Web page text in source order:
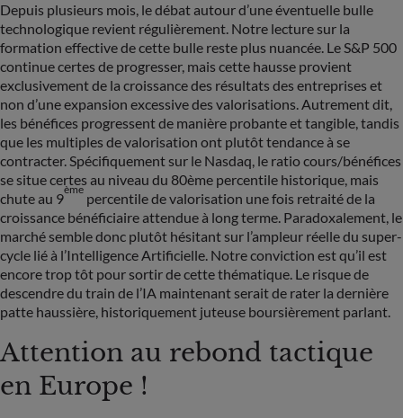
Depuis plusieurs mois, le débat autour d’une éventuelle bulle
technologique revient régulièrement. Notre lecture sur la
formation effective de cette bulle reste plus nuancée. Le S&P 500
continue certes de progresser, mais cette hausse provient
exclusivement de la croissance des résultats des entreprises et
non d’une expansion excessive des valorisations. Autrement dit,
les bénéfices progressent de manière probante et tangible, tandis
que les multiples de valorisation ont plutôt tendance à se
contracter. Spécifiquement sur le Nasdaq, le ratio cours/bénéfices
se situe certes au niveau du 80ème percentile historique, mais
chute au 9
ème
percentile de valorisation une fois retraité de la
croissance bénéficiaire attendue à long terme. Paradoxalement, le
marché semble donc plutôt hésitant sur l’ampleur réelle du super-
cycle lié à l’Intelligence Artificielle. Notre conviction est qu’il est
encore trop tôt pour sortir de cette thématique. Le risque de
descendre du train de l’IA maintenant serait de rater la dernière
patte haussière, historiquement juteuse boursièrement parlant.
Attention au rebond tactique
en Europe !